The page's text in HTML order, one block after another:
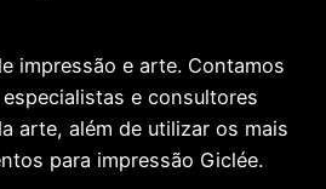
impressão e arte. Contamos
e consultores
arte, além de utilizar os mais
para impressão Giclée.